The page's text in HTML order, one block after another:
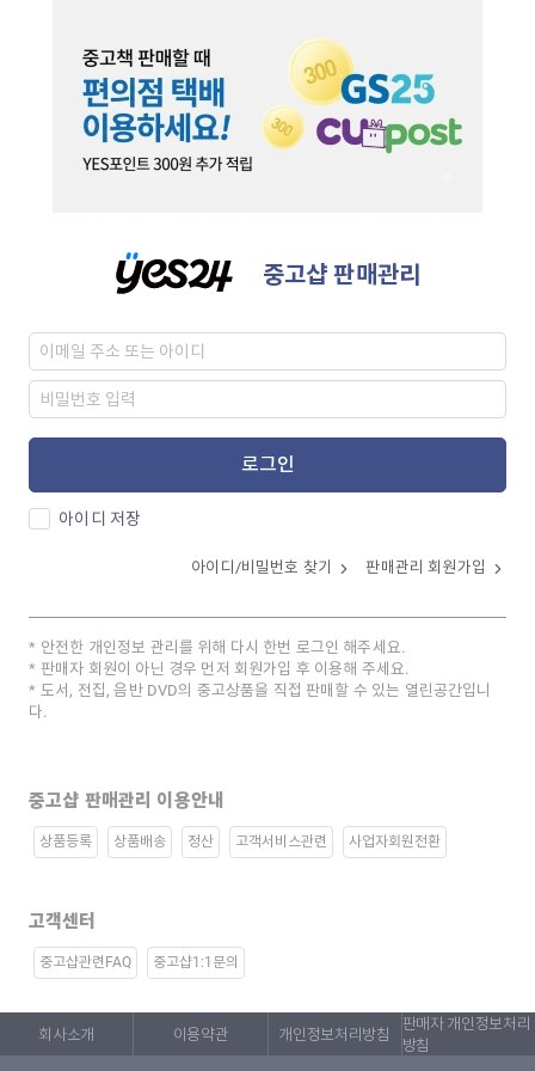
중고샵 판매관리
로그인
아이디 저장
아이디/비밀번호 찾기 판매관리 회원가입
안전한 개인정보 관리를 위해 다시 한번 로그인 해주세요.
판매자 회원이 아닌 경우 먼저 회원가입 후 이용해 주세요.
도서, 전집, 음반 DVD의 중고상품을 직접 판매할 수 있는 열린공간입니
다.
중고샵 판매관리 이용안내
상품등록 상품배송 정산 고객서비스관련 사업자회원전환
고객센터
중고샵관련FAQ 중고샵1:1문의
회사소개 이용약관 개인정보처리방침
판매자 개인정보처리
방침